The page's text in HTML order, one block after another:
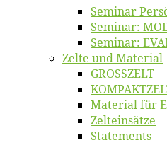
Se­mi­nar
Se­mi­nar:
Se­mi­nar:
Zel­te und Material
GROSSZELT
Ma­te­ri­al für
Zelt­ein­sät­ze
State­ments